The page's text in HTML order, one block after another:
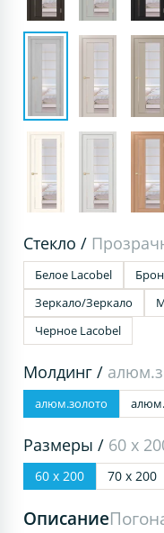
Стекло /
Белое Lacobel
Зеркало/Зеркало
Черное Lacobel
Молдинг /
алюм.золото
Размеры / 60 х
60 х 200 70 х 200
Описание